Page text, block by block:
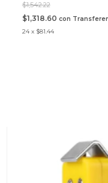
$1,542.22
$1,318.60 con
24 x $81.44